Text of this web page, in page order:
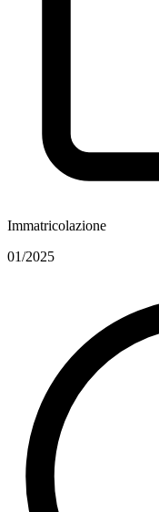
Immatricolazione
01/2025